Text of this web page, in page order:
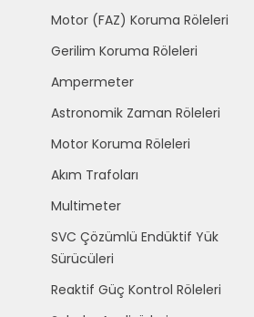
Motor (FAZ) Koruma Röleleri
Gerilim Koruma Röleleri
Ampermeter
Astronomik Zaman Röleleri
Motor Koruma Röleleri
Akım Trafoları
Multimeter
SVC Çözümlü Endüktif Yük
Sürücüleri
Reaktif Güç Kontrol Röleleri